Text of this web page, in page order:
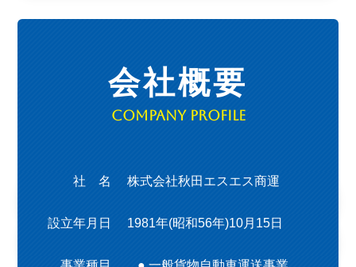
会社概要
Company Profile
社 名 株式会社秋田エスエス商運
設立年月日 1981年(昭和56年)10月15日